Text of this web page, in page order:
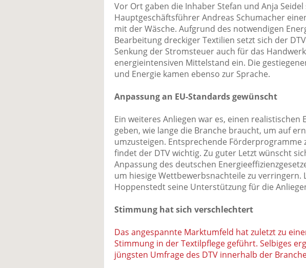
Vor Ort gaben die Inhaber Stefan und Anja Seidel
Hauptgeschäftsführer Andreas Schumacher
mit der Wäsche. Aufgrund des notwendigen
Bearbeitung dreckiger Textilien setzt sich der
Senkung der Stromsteuer auch für das
energieintensiven Mittelstand ein. Die
und Energie kamen ebenso zur Sprache.
Anpassung an EU-Standards gewünscht
Ein weiteres Anliegen war es, einen realistischen
geben, wie lange die Branche braucht, um auf
umzusteigen. Entsprechende
findet der DTV wichtig. Zu guter Letzt wünscht
Anpassung des deutschen
um hiesige Wettbewerbsnachteile zu verringern.
Hoppenstedt seine Unterstützung für die
Stimmung hat sich verschlechtert
Das angespannte Marktumfeld hat zuletzt zu
Stimmung in der Textilpflege geführt. Selbiges
jüngsten Umfrage des DTV innerhalb der